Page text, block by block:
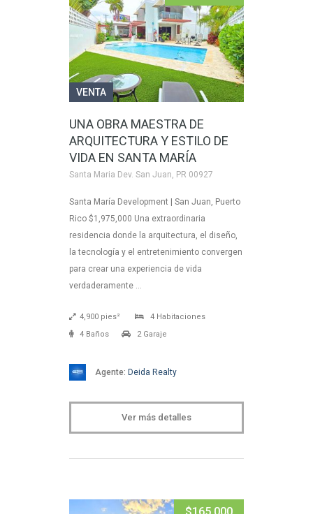
VENTA
UNA OBRA MAESTRA DE
ARQUITECTURA Y ESTILO DE
VIDA EN SANTA MARÍA
Santa Maria Dev. San Juan, PR 00927
Santa María Development | San Juan, Puerto
Rico $1,975,000 Una extraordinaria
residencia donde la arquitectura, el diseño,
la tecnología y el entretenimiento convergen
para crear una experiencia de vida
verdaderamente …
4,900 pies²
4 Habitaciones
4 Baños
2 Garaje
Agente: Deida Realty
Ver más detalles